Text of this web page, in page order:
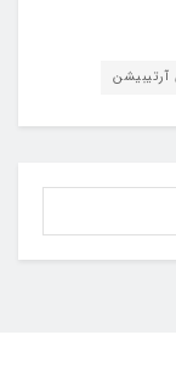
آرتیبیشن